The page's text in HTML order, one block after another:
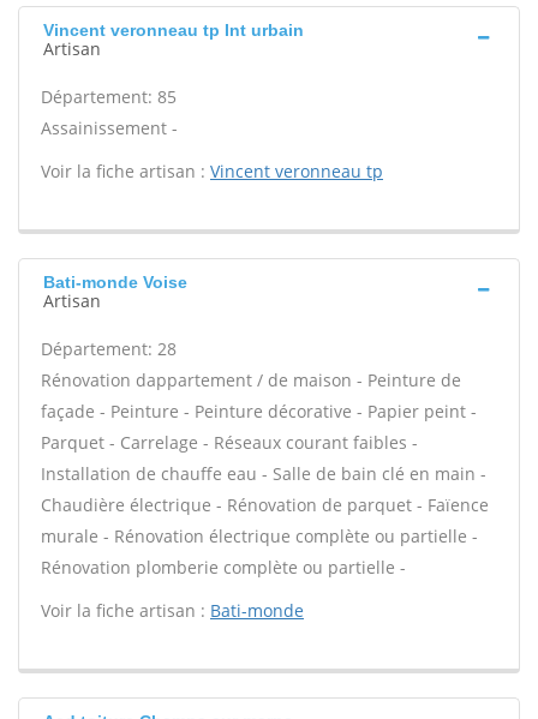
Vincent veronneau tp Int urbain
Artisan
Département: 85
Assainissement -
Voir la fiche artisan : Vincent veronneau tp
Bati-monde Voise
Artisan
Département: 28
Rénovation dappartement / de maison - Peinture de
façade - Peinture - Peinture décorative - Papier peint -
Parquet - Carrelage - Réseaux courant faibles -
Installation de chauffe eau - Salle de bain clé en main -
Chaudière électrique - Rénovation de parquet - Faïence
murale - Rénovation électrique complète ou partielle -
Rénovation plomberie complète ou partielle -
Voir la fiche artisan : Bati-monde